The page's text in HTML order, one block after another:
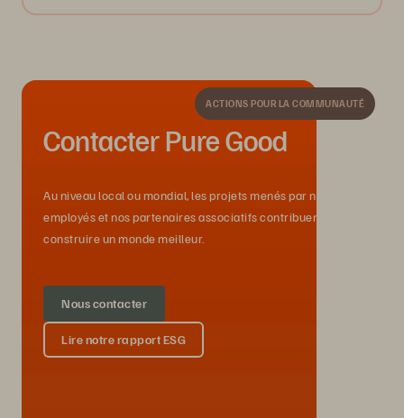
ACTIONS POUR LA COMMUNAUTÉ
Contacter Pure Good
Au niveau local ou mondial, les projets menés par nos
employés et nos partenaires associatifs contribuent à
construire un monde meilleur.
Nous contacter
Lire notre rapport ESG